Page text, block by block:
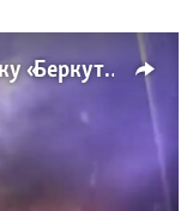
Мітингувальники відбили атаку «Беркута»
available